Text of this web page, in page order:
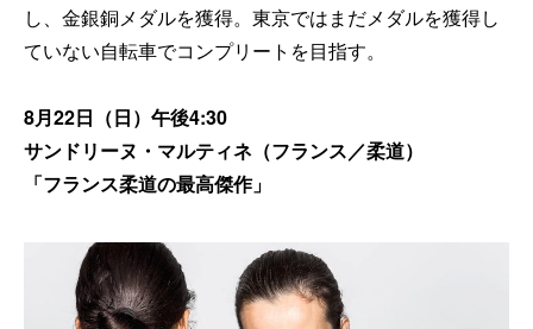
し、金銀銅メダルを獲得。東京ではまだメダルを獲得し
ていない自転車でコンプリートを目指す。
8月22日（日）午後4:30
サンドリーヌ・マルティネ（フランス／柔道）
「フランス柔道の最高傑作」